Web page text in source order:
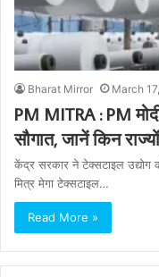
Bharat Mirror March
PM MITRA : PM
सौगात, जानें किन
केंद्र सरकार ने टेक्सटाइल उद्योग
मित्र मेगा टेक्सटाइल…
Read More »